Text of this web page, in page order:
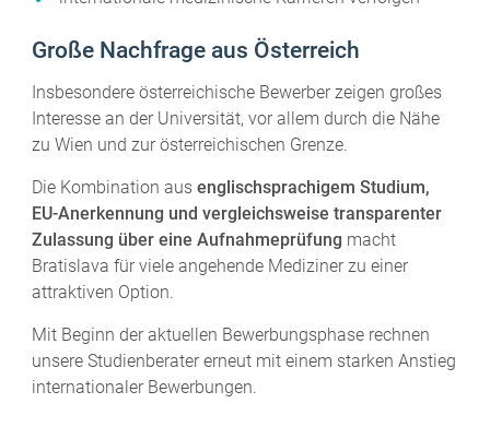
Große Nachfrage aus Österreich
Insbesondere österreichische Bewerber zeigen großes
Interesse an der Universität, vor allem durch die Nähe
zu Wien und zur österreichischen Grenze.
Die Kombination aus englischsprachigem Studium,
EU-Anerkennung und vergleichsweise transparenter
Zulassung über eine Aufnahmeprüfung macht
Bratislava für viele angehende Mediziner zu einer
attraktiven Option.
Mit Beginn der aktuellen Bewerbungsphase rechnen
unsere Studienberater erneut mit einem starken Anstieg
internationaler Bewerbungen.